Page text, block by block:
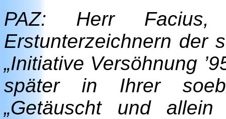
PAZ: Herr
Erstunterzeichnern der
„Initiative Versöhnung
später in Ihrer
„Getäuscht und